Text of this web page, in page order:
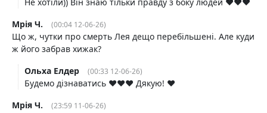
Мрія Ч.
(00:04 12-06-26)
Що ж, чутки про смерть Лея дещо перебільшені. Але куди
ж його забрав хижак?
Ольха Елдер
(00:33 12-06-26)
Будемо дізнаватись ❤️❤️❤️ Дякую! ❤️
Мрія Ч.
(23:59 11-06-26)